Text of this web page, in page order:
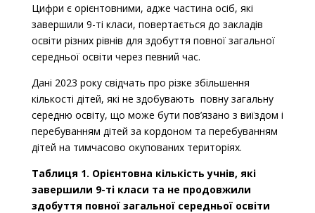
Цифри є орієнтовними, адже частина осіб, які
завершили 9-ті класи, повертається до закладів
освіти різних рівнів для здобуття повної загальної
середньої освіти через певний час.
Дані 2023 року свідчать про різке збільшення
кількості дітей, які не здобувають повну загальну
середню освіту, що може бути пов’язано з виїздом і
перебуванням дітей за кордоном та перебуванням
дітей на тимчасово окупованих територіях.
Таблиця 1. Орієнтовна кількість учнів, які
завершили 9-ті класи та не продовжили
здобуття повної загальної середньої освіти